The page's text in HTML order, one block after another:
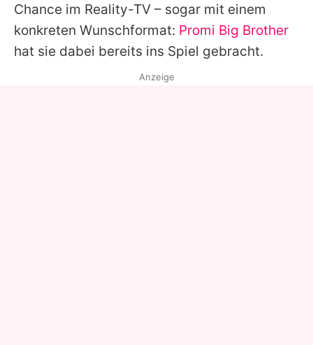
Utiq verwalten
Chance im Reality-TV – sogar mit einem
konkreten Wunschformat: Promi Big Brother
hat sie dabei bereits ins Spiel gebracht.
Anzeige